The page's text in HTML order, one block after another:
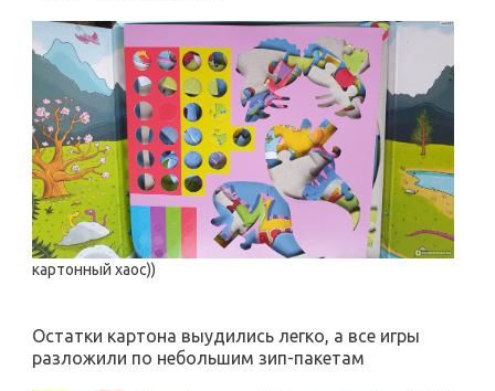
картонный хаос))
Остатки картона выудились легко, а все игры
разложили по небольшим зип-пакетам